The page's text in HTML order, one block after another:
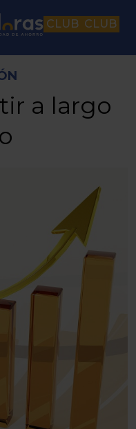
CLUB CLUB
a largo